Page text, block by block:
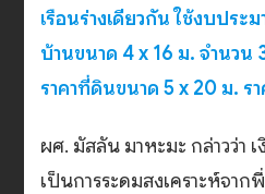
เรือนร่างเดียวกัน ใช้งบปร
บ้านขนาด 4 x 16 ม. จำนว
ราคาที่ดินขนาด 5 x 20 ม. ร
ผศ. มัสลัน มาหะมะ กล่าวว่า
เป็นการระดมสงเคราะห์จาก